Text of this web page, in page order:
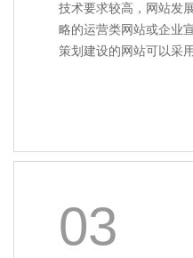
技术要求较高，网站发
略的运营类网站或企业
策划建设的网站可以采
03